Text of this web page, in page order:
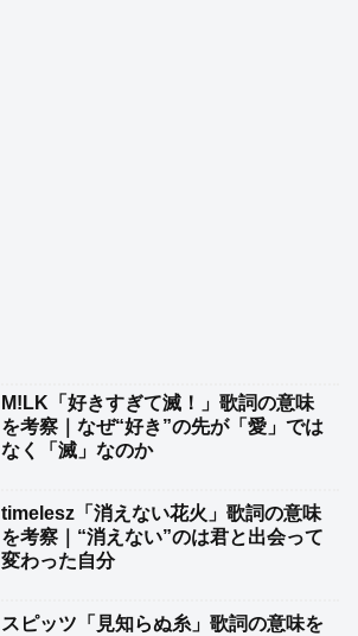
M!LK「好きすぎて滅！」歌詞の意味
を考察｜なぜ“好き”の先が「愛」では
なく「滅」なのか
timelesz「消えない花火」歌詞の意味
を考察｜“消えない”のは君と出会って
変わった自分
スピッツ「見知らぬ糸」歌詞の意味を